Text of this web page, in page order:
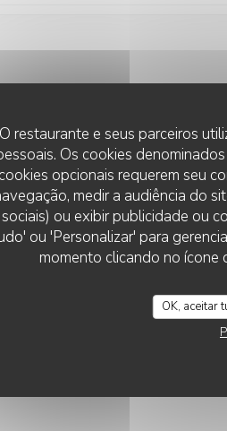
O restaurante e seus parceiros
Os cookies
cookies opcionais requerem seu
medir a audiência do
sociais) ou exibir publicidade ou
ou 'Personalizar' para
momento clicando no ícone
OK, aceitar
avec ses nappes
adepte du carpaccio, celui ci est
bien assaisonnée. Cela va
retenue
aux petits légumes délicieux,